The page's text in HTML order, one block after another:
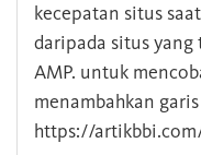
kecepatan situs
daripada situs yang
AMP. untuk
menambahkan
https://